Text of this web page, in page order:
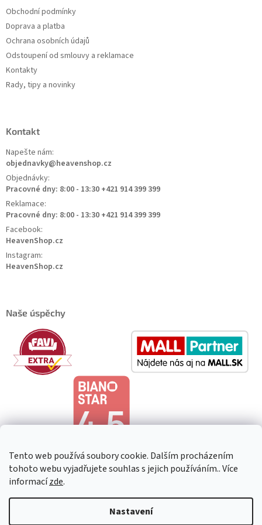
Tento web používá soubory cookie. Dalším procházením
tohoto webu vyjadřujete souhlas s jejich používáním.. Více
informacízde.
Nastavení
Obchodní podmínky
Doprava a platba
Ochrana osobních údajů
Odstoupení od smlouvy a reklamace
Kontakty
Rady, tipy a novinky
Kontakt
Napešte nám:
objednavky@heavenshop.cz
Objednávky:
Pracovné dny: 8:00 - 13:30 +421 914 399 399
Reklamace:
Pracovné dny: 8:00 - 13:30 +421 914 399 399
Facebook:
HeavenShop.cz
Instagram:
HeavenShop.cz
Naše úspěchy
HeavenShop. Všechna práva vyhrazena.
nastavení cookies